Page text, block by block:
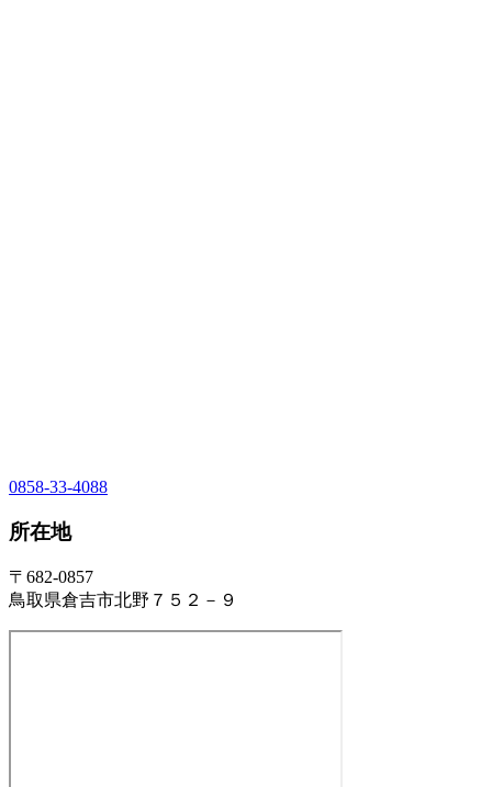
0858-33-4088
所在地
〒682-0857
鳥取県倉吉市北野７５２－９